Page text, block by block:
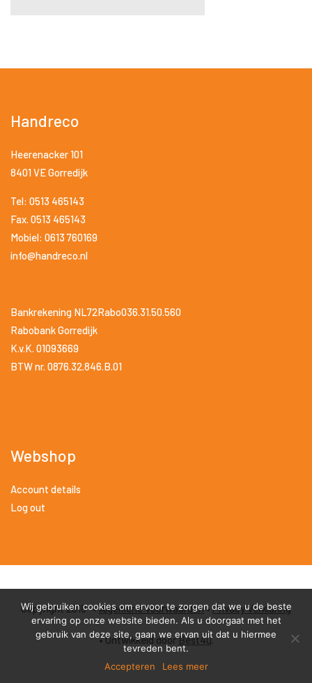
Handreco
Heerenacker 101
8401 VE Gorredijk
Tel: 0513 465143
Fax. 0513 465143
Mobiel: 0613 760169
info@handreco.nl
Bankrekening NL72Rabo036.31.50.560
Rabobank Gorredijk
K.v.K. 01093669
BTW nr. 0876.32.846.B.01
Webshop
Account details
Log out
Copyright 2018 •Algemene Voorwaarden•Privacy Verklaring
• Ontwikkeld doorBest4u.
Wij gebruiken cookies om ervoor te zorgen dat we u de beste
ervaring op onze website bieden. Als u doorgaat met het
gebruik van deze site, gaan we ervan uit dat u hiermee
tevreden bent.
Accepteren
Lees meer